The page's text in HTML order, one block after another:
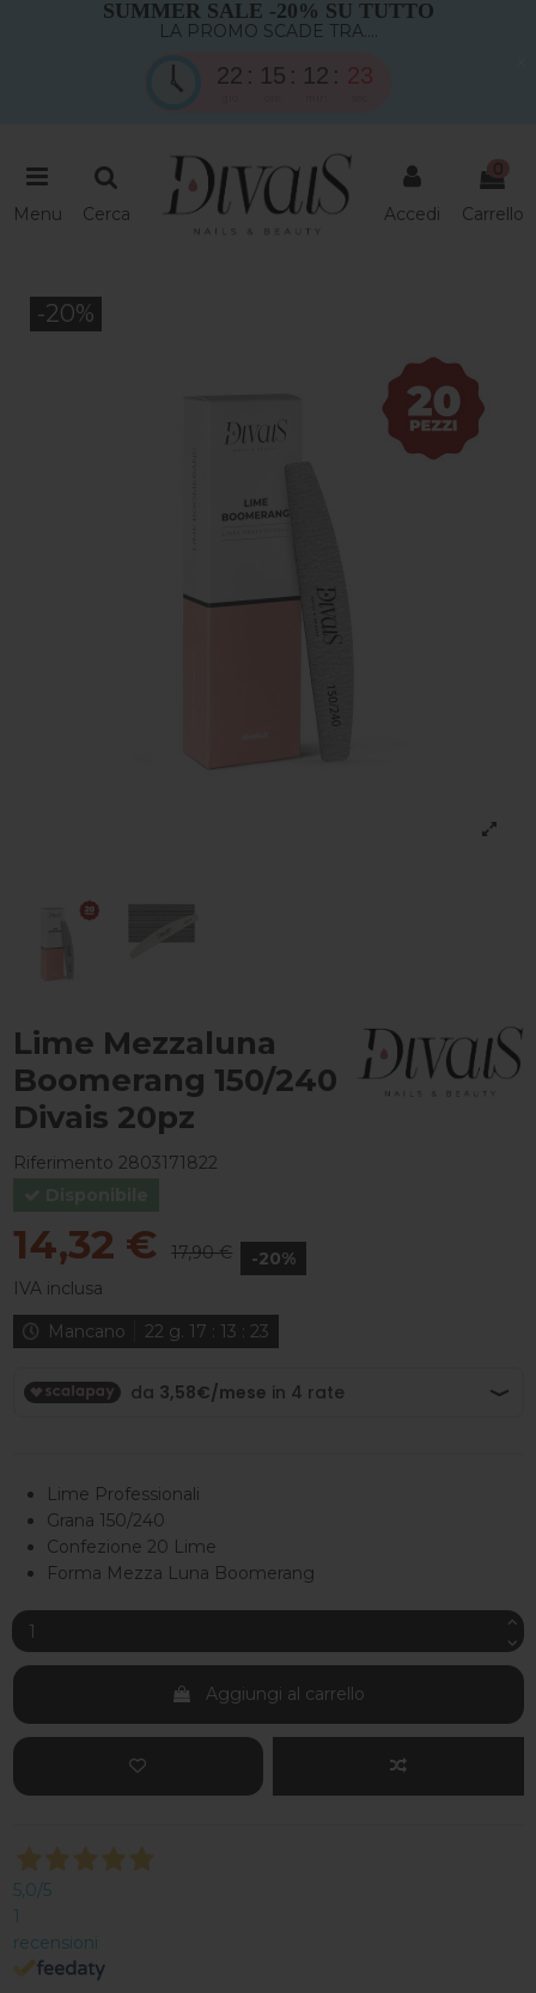
SUMMER SALE -20% SU TUTTO
LA PROMO SCADE TRA....
22 15 12 23
Menu Cerca Accedi
0
Carrello
-20%
Lime Mezzaluna
Boomerang 150/240
Divais 20pz
Riferimento 2803171822
14,32 € 17,90 €
-20%
IVA inclusa
Mancano
22 g. 17 : 13 : 23
Lime Professionali
Grana 150/240
Confezione 20 Lime
Forma Mezza Luna Boomerang
Aggiungi al carrello
5,0/5
1
recensioni